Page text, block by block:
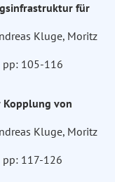
für
Kluge, Moritz
105-116
Kopplung von
Kluge, Moritz
117-126